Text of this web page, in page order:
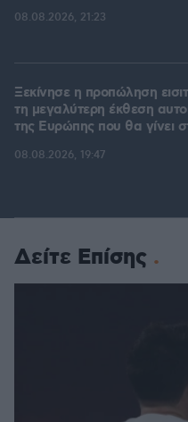
08.08.2026, 21:23
Ξεκίνησε η προπώληση
τη μεγαλύτερη έκθεση
της Ευρώπης που θα γίνει
08.08.2026, 19:47
Δείτε Επίσης